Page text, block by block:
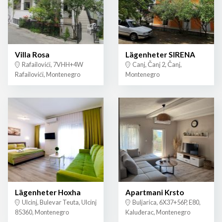
Villa Rosa
Rafailovići, 7VHH+4W
Rafailovići, Montenegro
Lägenheter SIRENA
Canj, Čanj 2, Čanj,
Montenegro
Lägenheter Hoxha
Ulcinj, Bulevar Teuta, Ulcinj
85360, Montenegro
Apartmani Krsto
Buljarica, 6X37+56P, E80,
Kaluđerac, Montenegro